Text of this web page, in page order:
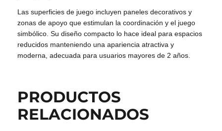
Las superficies de juego incluyen paneles decorativos y
zonas de apoyo que estimulan la coordinación y el juego
simbólico. Su diseño compacto lo hace ideal para espacios
reducidos manteniendo una apariencia atractiva y
moderna, adecuada para usuarios mayores de 2 años.
PRODUCTOS
RELACIONADOS